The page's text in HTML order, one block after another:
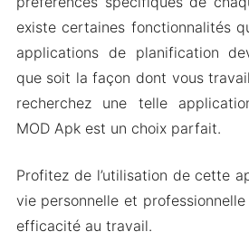
existe certaines fonctionnalités
applications de planification
que soit la façon dont vous
recherchez une telle
MOD Apk est un choix parfait.
Profitez de l’utilisation de cette
vie personnelle et
efficacité au travail.